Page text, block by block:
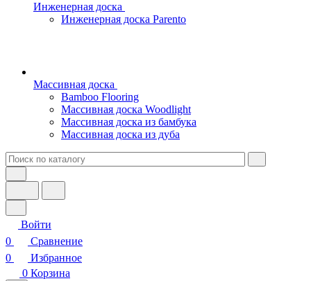
Инженерная доска
Инженерная доска Parento
Массивная доска
Bamboo Flooring
Массивная доска Woodlight
Массивная доска из бамбука
Массивная доска из дуба
Войти
0
Сравнение
0
Избранное
0 Корзина